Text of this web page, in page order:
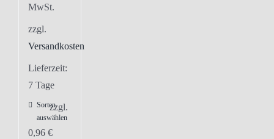
MwSt.
zzgl.
Versandkosten
Lieferzeit:
7 Tage
Sorten
auswählen
zzgl.
0,96 €